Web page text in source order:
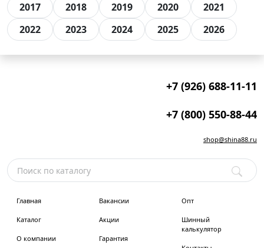
2017
2018 2019 2020
2021
2022
2023 2024 2025 2026
+7 (926) 688-11-11
+7 (800) 550-88-44
shop@shina88.ru
Главная
Каталог
О компании
Вакансии
Акции
Гарантия
Опт
Шинный
калькулятор